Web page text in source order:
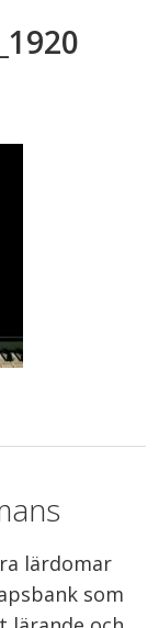
lärdomar
som